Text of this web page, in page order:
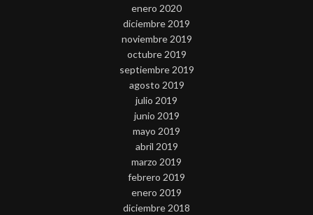
enero 2020
diciembre 2019
noviembre 2019
octubre 2019
septiembre 2019
agosto 2019
julio 2019
junio 2019
mayo 2019
abril 2019
marzo 2019
febrero 2019
enero 2019
diciembre 2018